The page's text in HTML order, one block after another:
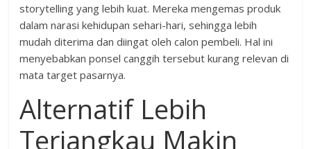
storytelling yang lebih kuat. Mereka mengemas produk
dalam narasi kehidupan sehari-hari, sehingga lebih
mudah diterima dan diingat oleh calon pembeli. Hal ini
menyebabkan ponsel canggih tersebut kurang relevan di
mata target pasarnya.
Alternatif Lebih
Terjangkau Makin